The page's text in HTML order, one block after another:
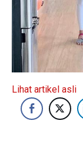
Lihat artikel asli